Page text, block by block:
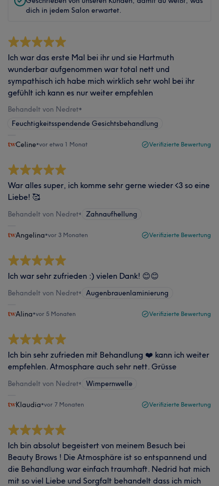
dich in jedem Salon erwartet.
Ich war das erste Mal bei ihr und sie Hartmuth
wunderbar aufgenommen war total nett und
sympathisch ich habe mich wirklich sehr wohl bei ihr
gefühlt ich kann es nur weiter empfehlen
Behandelt von Nedret•
Feuchtigkeitsspendende Gesichtsbehandlung
Celine•vor etwa 1 Monat Verifizierte Bewertung
War alles super, ich komme sehr gerne wieder <3 so eine
Liebe! 🥰
Behandelt von Nedret• Zahnaufhellung
Angelina•vor 3 Monaten Verifizierte Bewertung
Ich war sehr zufrieden :) vielen Dank! 😊😊
Behandelt von Nedret• Augenbrauenlaminierung
Alina•vor 5 Monaten Verifizierte Bewertung
Ich bin sehr zufrieden mit Behandlung ❤️ kann ich weiter
empfehlen. Atmosphare auch sehr nett. Grüsse
Behandelt von Nedret• Wimpernwelle
Klaudia•vor 7 Monaten Verifizierte Bewertung
Ich bin absolut begeistert von meinem Besuch bei
Beauty Brows ! Die Atmosphäre ist so entspannend und
die Behandlung war einfach traumhaft. Nedrid hat mich
mit so viel Liebe und Sorgfalt behandelt dass ich mich